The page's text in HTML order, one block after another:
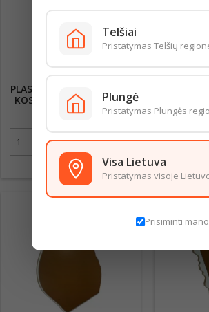
PLASTIKINIS VEIDRODĖLIS
KOSMETINIS LED DZ167
shopping_cart Į krepšelį
Telšiai
Pristatymas Telšių
Plungė
Pristatymas Plungės
Visa Lietuva
Pristatymas visoje
Prisiminti